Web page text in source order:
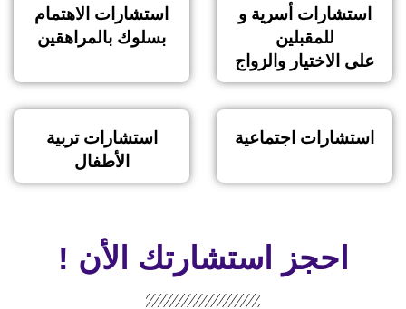
استشارات أسرية و
للمقبلين
على الاختيار والزواج
استشارات الاهتمام
بسلوك بالمراهقين
استشارات اجتماعية
استشارات تربية
الأطفال
احجز استشارتك الأن !